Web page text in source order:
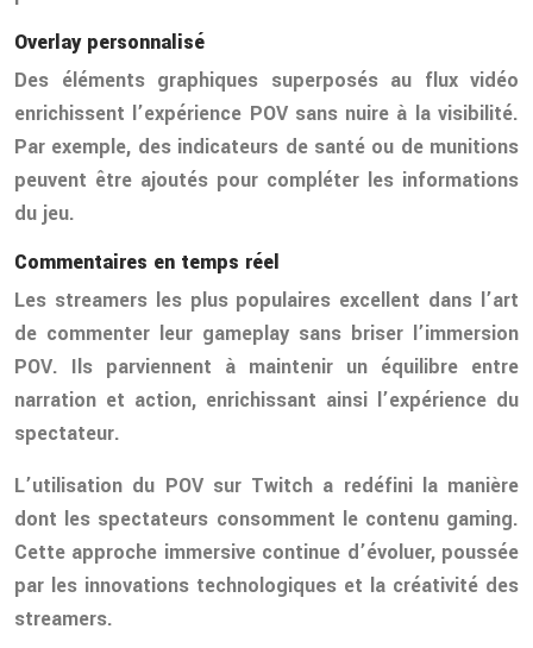
Overlay personnalisé
Des éléments graphiques superposés au flux vidéo
enrichissent l’expérience POV sans nuire à la visibilité.
Par exemple, des indicateurs de santé ou de munitions
peuvent être ajoutés pour compléter les informations
du jeu.
Commentaires en temps réel
Les streamers les plus populaires excellent dans l’art
de commenter leur gameplay sans briser l’immersion
POV. Ils parviennent à maintenir un équilibre entre
narration et action, enrichissant ainsi l’expérience du
spectateur.
L’utilisation du POV sur Twitch a redéfini la manière
dont les spectateurs consomment le contenu gaming.
Cette approche immersive continue d’évoluer, poussée
par les innovations technologiques et la créativité des
streamers.